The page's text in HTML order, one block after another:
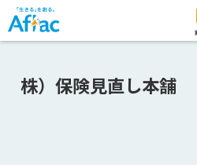
株）保険見直し本舗